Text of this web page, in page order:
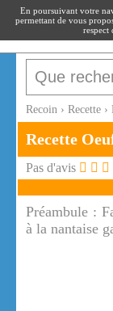
Recoin › Recette ›
Recette
Pas d'avis
Préambule :
à la nantaise
moutarde et
En poursuivant votre
permettant de vous
respect